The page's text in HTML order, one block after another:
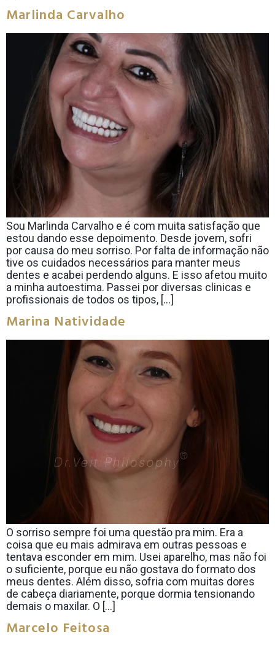
Marlinda Carvalho
Sou Marlinda Carvalho e é com muita satisfação que
estou dando esse depoimento. Desde jovem, sofri
por causa do meu sorriso. Por falta de informação não
tive os cuidados necessários para manter meus
dentes e acabei perdendo alguns. E isso afetou muito
a minha autoestima. Passei por diversas clinicas e
profissionais de todos os tipos, […]
Marina Natividade
O sorriso sempre foi uma questão pra mim. Era a
coisa que eu mais admirava em outras pessoas e
tentava esconder em mim. Usei aparelho, mas não foi
o suficiente, porque eu não gostava do formato dos
meus dentes. Além disso, sofria com muitas dores
de cabeça diariamente, porque dormia tensionando
demais o maxilar. O […]
Marcelo Feitosa